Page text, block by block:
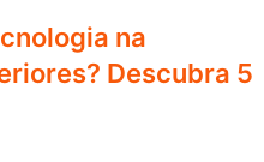
na
Descubra 5